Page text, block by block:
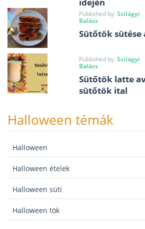
Published by: Szilágyi
Balázs
Sütőtök
Published by: Szilágyi
Balázs
Sütőtök latte
sütőtök ital
Halloween témák
Halloween
Halloween ételek
Halloween süti
Halloween tök